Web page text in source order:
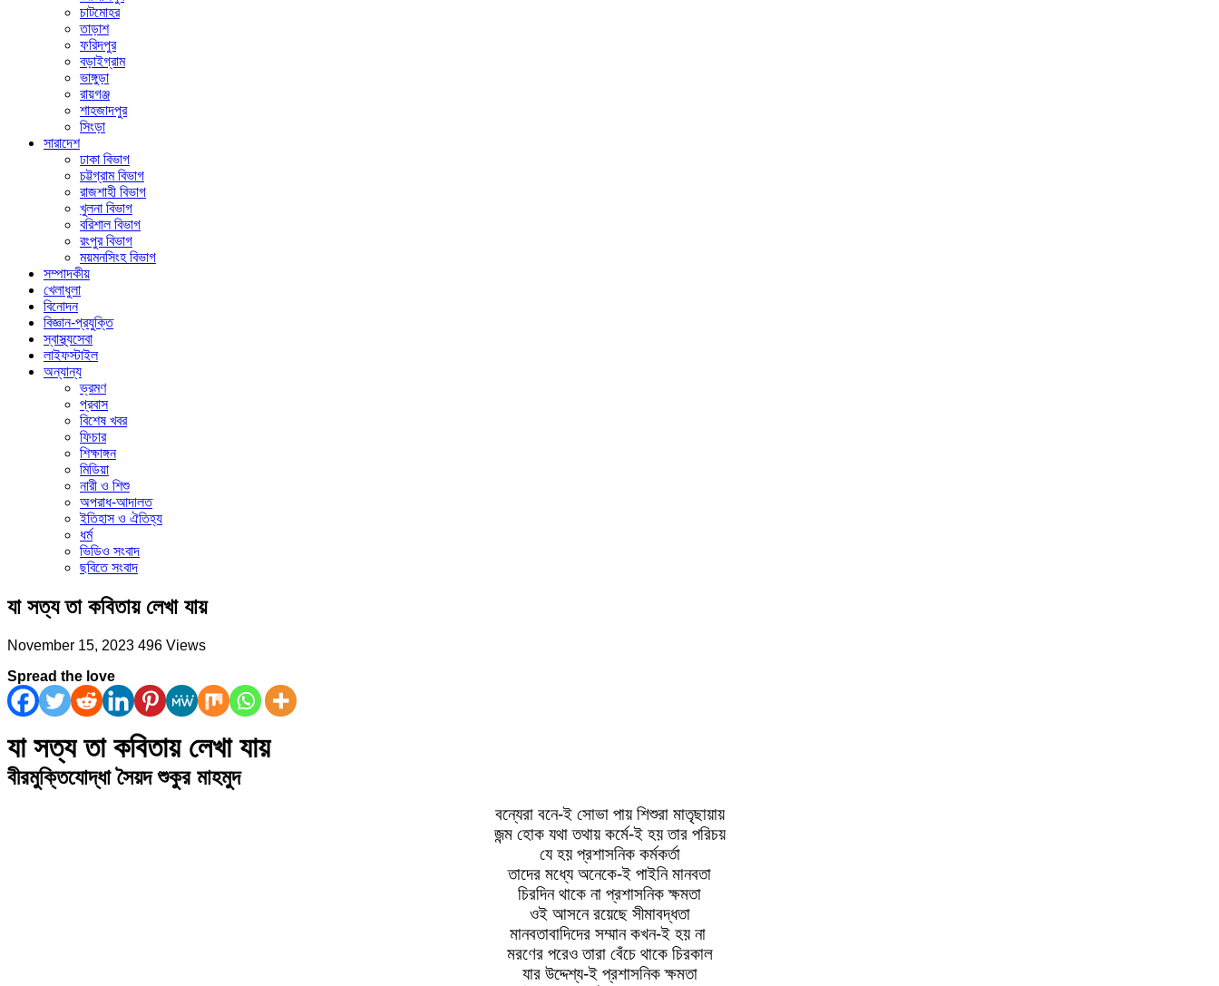
চাটমোহর
তাড়াশ
ফরিদপুর
বড়াইগ্রাম
ভাঙ্গুড়া
রায়গঞ্জ
শাহজাদপুর
সিংড়া
সারাদেশ
ঢাকা বিভাগ
চট্টগ্রাম বিভাগ
রাজশাহী বিভাগ
খুলনা বিভাগ
বরিশাল বিভাগ
রংপুর বিভাগ
ময়মনসিংহ বিভাগ
সম্পাদকীয়
খেলাধুলা
বিনোদন
বিজ্ঞান-প্রযুক্তি
স্বাস্থ্যসেবা
লাইফস্টাইল
অন্যান্য
ভ্রমণ
প্রবাস
বিশেষ খবর
ফিচার
শিক্ষাঙ্গন
মিডিয়া
নারী ও শিশু
অপরাধ-আদালত
ইতিহাস ও ঐতিহ্য
ধর্ম
ভিডিও সংবাদ
ছবিতে সংবাদ
যা সত্য তা কবিতায় লেখা যায়
November 15, 2023 496 Views
Spread the love
যা সত্য তা কবিতায় লেখা যায়
বীরমুক্তিযোদ্ধা সৈয়দ শুকুর মাহমুদ
বন্যেরা বনে-ই সোভা পায় শিশুরা মাতৃছায়ায়
জন্ম হোক যথা তথায় কর্মে-ই হয় তার পরিচয়
যে হয় প্রশাসনিক কর্মকর্তা
তাদের মধ্যে অনেকে-ই পাইনি মানবতা
চিরদিন থাকে না প্রশাসনিক ক্ষমতা
ওই আসনে রয়েছে সীমাবদ্ধতা
মানবতাবাদিদের সম্মান কখন-ই হয় না
মরণের পরেও তারা বেঁচে থাকে চিরকাল
যার উদ্দেশ্য-ই প্রশাসনিক ক্ষমতা